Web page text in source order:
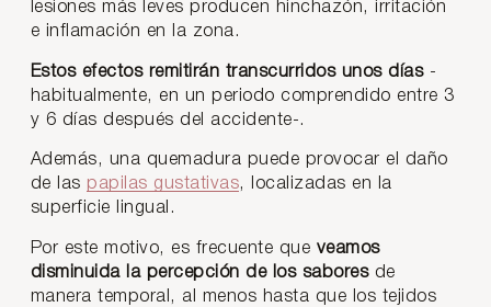
lesiones más leves producen hinchazón, irritación
e inflamación en la zona.
Estos efectos remitirán transcurridos unos días-
habitualmente, en un periodo comprendido entre 3
y 6 días después del accidente-.
Además, una quemadura puede provocar el daño
de las papilas gustativas, localizadas en la
superficie lingual.
Por este motivo, es frecuente que veamos
disminuida la percepción de los saboresde
manera temporal, al menos hasta que los tejidos